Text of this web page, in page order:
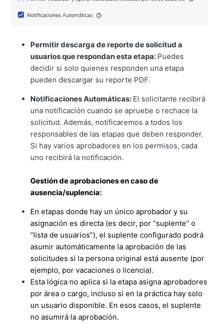
Permitir descarga de reporte de solicitud a
usuarios que respondan esta etapa: Puedes
decidir si solo quienes responden una etapa
pueden descargar su reporte PDF.
Notificaciones Automáticas: El solicitante recibirá
una notificación cuando se apruebe o rechace la
solicitud. Además, notificaremos a todos los
responsables de las etapas que deben responder.
Si hay varios aprobadores en los permisos, cada
uno recibirá la notificación.
Gestión de aprobaciones en caso de
ausencia/suplencia:
En etapas donde hay un único aprobador y su
asignación es directa (es decir, por “suplente” o
“lista de usuarios”), el suplente configurado podrá
asumir automáticamente la aprobación de las
solicitudes si la persona original está ausente (por
ejemplo, por vacaciones o licencia).
Esta lógica no aplica si la etapa asigna aprobadores
por área o cargo, incluso si en la práctica hay solo
un usuario disponible. En esos casos, el suplente
no asumirá la aprobación.